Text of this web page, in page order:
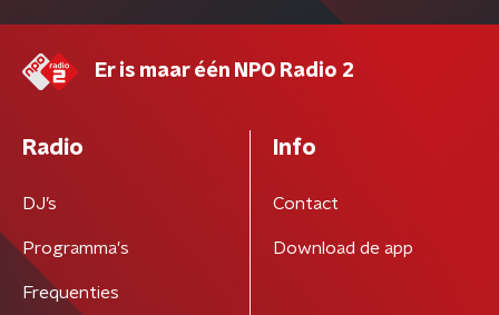
Er is maar één NPO Radio 2
Radio
DJ’s
Programma's
Frequenties
Info
Contact
Download de app